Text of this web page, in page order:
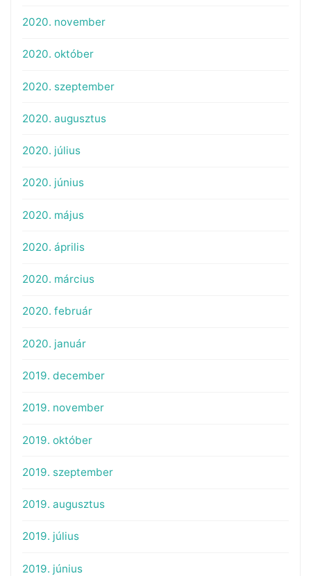
2020. november
2020. október
2020. szeptember
2020. augusztus
2020. július
2020. június
2020. május
2020. április
2020. március
2020. február
2020. január
2019. december
2019. november
2019. október
2019. szeptember
2019. augusztus
2019. július
2019. június